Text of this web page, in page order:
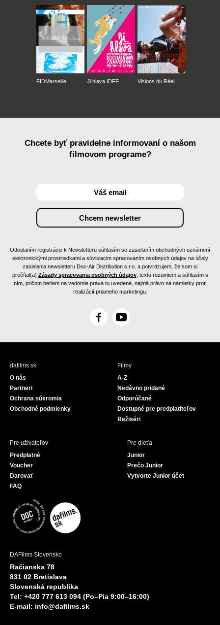
FIDMarseille Ji.hlava IDFF Visions du Réel
Chcete byť pravidelne informovaní o našom
filmovom programe?
Odoslaním registrácie k Newsletteru súhlasím so zasielaním obchodných oznámení
elektronickými prostriedkami a súvisiacim spracovaním osobných údajov na účely
zasielania newsletteru Doc-Air Distribution s.r.o. a potvrdzujem, že som si
prečítal(a) Zásady spracovania osobných údajov, textu rozumiem a súhlasím s
ním, pričom beriem na vedomie práva tu uvedené, najmä právo na námietky proti
realizácií priameho marketingu.
F
c
Y
u
e
dafilms.sk
O nás
Partneri
Ochrana súkromia
Obchodné podmienky
Filmy
A-Z
Nedávno pridané
Odporúčané
Dostupné pre predplatiteľov
Režiséri
Pre užívateľov
Predplatné
Voucher
Darovať
FAQ
Pre dieťa
Junior
Prečo Junior
Vytvorte Junior účet
DAFilms Slovensko
Račianska 78
831 02 Bratislava
Slovenská republika
Tel: +420 777 613 094 (Po–Pia 9:00–16:00)
E-mail: info@dafilms.sk